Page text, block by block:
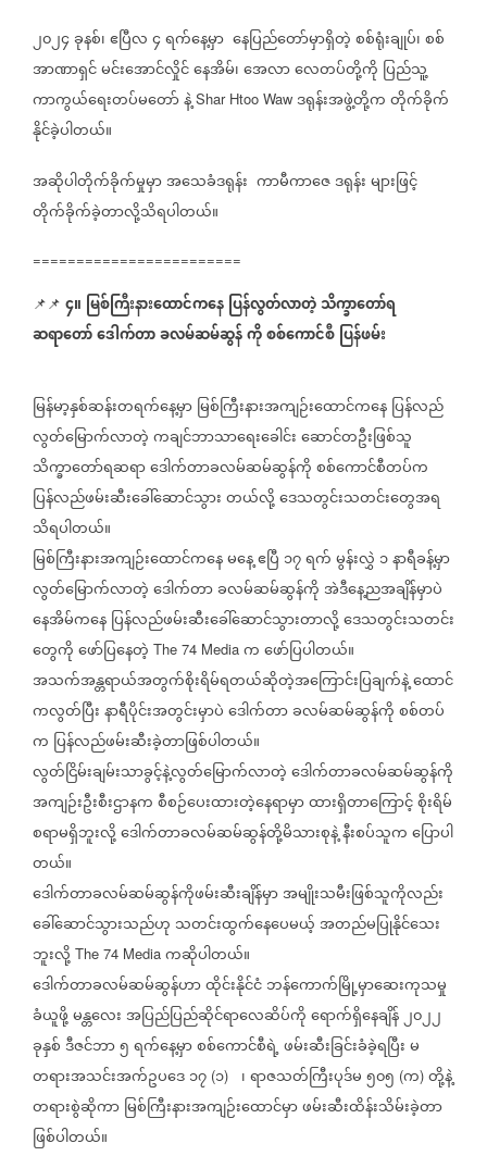
၂၀၂၄ခုနစ်၊ဧပြီလ၄ရက်နေ့မှာ နေပြည်တော်မှာရှိတဲ့စစ်ရုံးချုပ်၊စစ်
အာဏာရှင်မင်းအောင်လှိုင်နေအိမ်၊အေလာလေတပ်တို့ကို ပြည်သူ့
ကာကွယ်ရေးတပ်မတော်နဲ့ Shar Htoo Waw ဒရုန်းအဖွဲ့တို့ကတိုက်ခိုက်
နိုင်ခဲ့ပါတယ်။
အဆိုပါတိုက်ခိုက်မှုမှာအသေခံဒရုန်း ကာမီကာဇေဒရုန်းများဖြင့်
တိုက်ခိုက်ခဲ့တာလို့သိရပါတယ်။
========================
📌📌 ၄။ မြစ်ကြီးနားထောင်ကနေပြန်လွတ်လာတဲ့သိက္ခာတော်ရ
ဆရာတော်ဒေါက်တာခလမ်ဆမ်ဆွန်ကိုစစ်ကောင်စီပြန်ဖမ်း
မြန်မာ့နှစ်ဆန်းတရက်နေ့မှာမြစ်ကြီးနားအကျဉ်းထောင်ကနေပြန်လည်
လွတ်မြောက်လာတဲ့ကချင်ဘာသာရေးခေါင်းဆောင်တဦးဖြစ်သူ
သိက္ခာတော်ရဆရာဒေါက်တာခလမ်ဆမ်ဆွန်ကိုစစ်ကောင်စီတပ်က
ပြန်လည်ဖမ်းဆီးခေါ်ဆောင်သွားတယ်လို့ဒေသတွင်းသတင်းတွေအရ
သိရပါတယ်။
မြစ်ကြီးနားအကျဉ်းထောင်ကနေမနေ့ဧ‌ပြီ ၁၇ရက်မွန်းလွှဲ ၁နာရီခန့်မှာ
လွတ်မြောက်လာတဲ့ဒေါက်တာခလမ်ဆမ်ဆွန်ကိုအဲဒီနေ့ညအချိန်မှာပဲ
နေအိမ်ကနေပြန်လည်ဖမ်းဆီးခေါ်ဆောင်သွားတာလို့ဒေသတွင်းသတင်း
တွေကိုဖော်ပြနေတဲ့ The 74 Media ကဖော်ပြပါတယ်။
အသက်အန္တရာယ်အတွက်စိုးရိမ်ရတယ်ဆိုတဲ့အကြောင်းပြချက်နဲ့ထောင်
ကလွတ်ပြီးနာရီပိုင်းအတွင်းမှာပဲဒေါက်တာခလမ်ဆမ်ဆွန်ကိုစစ်တပ်
က ပြန်လည်ဖမ်းဆီးခဲ့တာဖြစ်ပါတယ်။
လွတ်ငြိမ်းချမ်းသာခွင့်နဲ့လွတ်မြောက်လာတဲ့ဒေါက်တာခလမ်ဆမ်ဆွန်ကို
အကျဉ်းဦးစီးဌာနကစီစဉ်ပေးထားတဲ့နေရာမှာထားရှိတာကြောင့်စိုးရိမ်
စရာမရှိဘူးလို့ဒေါက်တာခလမ်ဆမ်ဆွန်တို့မိသားစုနဲ့နီးစပ်သူကပြောပါ
တယ်။
ဒေါက်တာခလမ်ဆမ်ဆွန်ကိုဖမ်းဆီးချိန်မှာအမျိုးသမီးဖြစ်သူကိုလည်း
ခေါ်ဆောင်သွားသည်ဟု သတင်းထွက်နေပေမယ့်အတည်မပြုနိုင်သေး
ဘူးလို့ The 74 Media ကဆိုပါတယ်။
ဒေါက်တာခလမ်ဆမ်ဆွန်ဟာထိုင်းနိုင်ငံဘန်ကောက်မြို့မှာဆေးကုသမှု
ခံယူဖို့မန္တလေးအပြည်ပြည်ဆိုင်ရာလေဆိပ်ကိုရောက်ရှိနေချိန်၂၀၂၂
ခုနှစ်ဒီဇင်ဘာ၅ရက်နေ့မှာစစ်ကောင်စီရဲ့ဖမ်းဆီးခြင်းခံခဲ့ရပြီးမ
တရားအသင်းအက်ဥပဒေ၁၇ (၁) ၊ရာဇသတ်ကြီးပုဒ်မ၅၀၅ (က) တို့နဲ့
တရားစွဲဆိုကာမြစ်ကြီးနားအကျဉ်းထောင်မှာဖမ်းဆီးထိန်းသိမ်းခဲ့တာ
ဖြစ်ပါတယ်။